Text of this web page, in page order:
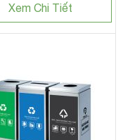
Xem Chi Tiết